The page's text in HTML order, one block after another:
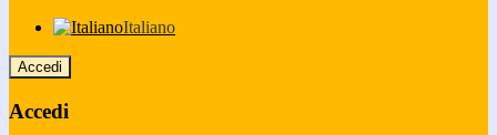
Italiano
Accedi
Accedi